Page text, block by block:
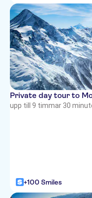
Private day tour to
upp till 9 timmar 30
+100 Smiles